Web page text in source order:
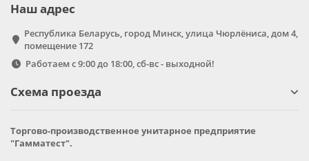
Наш адрес
Республика Беларусь, город Минск, улица Чюрлёниса, дом 4,
помещение 172
Работаем с 9:00 до 18:00, сб-вс - выходной!
Схема проезда
Торгово-производственное унитарное предприятие
"Гамматест".